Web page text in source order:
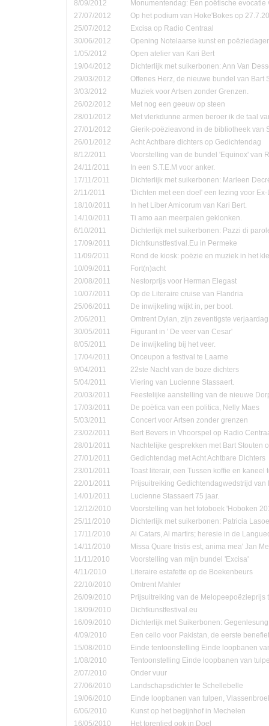
8/09/2012
Monumentendag: Een poëtische evocatie
27/07/2012
Op het podium van Hoke'Bokes op
25/07/2012
Excisa op Radio Centraal
30/06/2012
Opening Notelaarse kunst en
1/05/2012
Open atelier van Kari Bert
19/04/2012
Dichterlijk met suikerbonen: Ann Van
29/03/2012
Offenes Herz, de nieuwe bundel van Bart
3/03/2012
Muziek voor Artsen zonder Grenzen.
26/02/2012
Met nog een geeuw op steen
28/01/2012
Met vlerkdunne armen beroer ik de taal
27/01/2012
Gierik-poëzieavond in de bibliotheek van
26/01/2012
Acht Achtbare dichters op Gedichtendag
8/12/2011
Voorstelling van de bundel 'Equinox' van
24/11/2011
In een S.T.E.M voor anker.
17/11/2011
Dichterlijk met suikerbonen: Marleen
2/11/2011
'Dichten met een doel' een lezing voor
18/10/2011
In het Liber Amicorum van Kari Bert.
14/10/2011
Ti amo aan meerpalen geklonken.
6/10/2011
Dichterlijk met suikerbonen: Pazzi di
17/09/2011
Dichtkunstfestival.Eu in Permeke
11/09/2011
Rond de kiosk: poëzie en muziek in het
10/09/2011
Fort(n)acht
20/08/2011
Nestorprijs voor Herman Elegast
10/07/2011
Op de Literaire cruise van Flandria
25/06/2011
De inwijkeling wijkt in, per boot.
2/06/2011
Omtrent Dylan, zijn zeventigste verjaardag
30/05/2011
Figurant in ' De veer van Cesar'
8/05/2011
De inwijkeling bij het veer.
17/04/2011
Onceupon a festival te Laarne
9/04/2011
22ste Nacht van de boze dichters
5/04/2011
Viering van Lucienne Stassaert.
20/03/2011
Feestelijke aanstelling van de nieuwe
17/03/2011
De poëtica van een politica, Nelly Maes
5/03/2011
Concert voor Artsen zonder grenzen
23/02/2011
Bert Bevers in Vhoorspel op Radio
28/01/2011
Nachtelijke gesprekken met Bart Stouten
27/01/2011
Gedichtendag met Acht Achtbare Dichters
23/01/2011
Toast literair, een Tussen koffie en kaneel
22/01/2011
Prijsuitreiking Gedichtendagwedstrijd van
14/01/2011
Lucienne Stassaert 75 jaar.
12/12/2010
Voorstelling van het fotoboek 'Hoboken
25/11/2010
Dichterlijk met suikerbonen: Patricia
17/11/2010
Al Catars, Al martirs; heresie in de
14/11/2010
Missa Quare tristis est, anima mea' Jan
11/11/2010
Voorstelling van mijn bundel 'Excisa'
4/11/2010
Literaire estafette op de Boekenbeurs
22/10/2010
Omtrent Mahler
26/09/2010
Prijsuitreiking van de Melopeepoëzieprijs
18/09/2010
Dichtkunstfestival.eu
16/09/2010
Dichterlijk met Suikerbonen:
4/09/2010
Een cello voor Pakistan, de eerste
15/08/2010
Einde tentoonstelling Einde loopbanen
1/08/2010
Tentoonstelling Einde loopbanen van
2/07/2010
Onder vuur
27/06/2010
Landschapsdichter te Schellebelle
19/06/2010
Einde loopbanen van tulpen,
6/06/2010
Kunst op het begijnhof in Mechelen
16/05/2010
Het torenlied ook in Doel